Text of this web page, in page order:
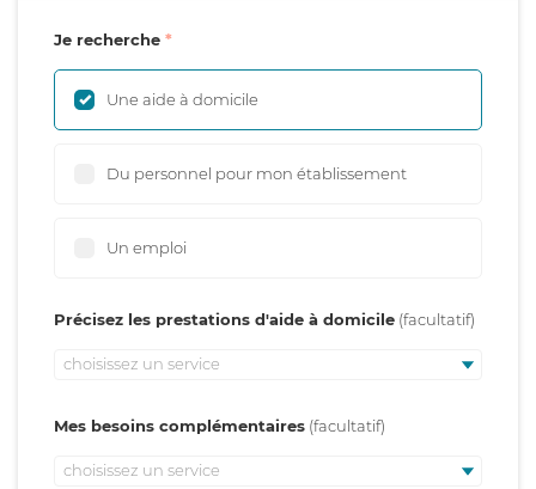
Je recherche
Une aide à domicile
Du personnel pour mon établissement
Un emploi
Précisez les prestations d'aide à domicile
choisissez un service
Mes besoins complémentaires
choisissez un service